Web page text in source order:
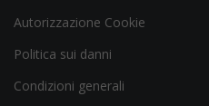
Autorizzazione Cookie
Politica sui danni
Condizioni generali